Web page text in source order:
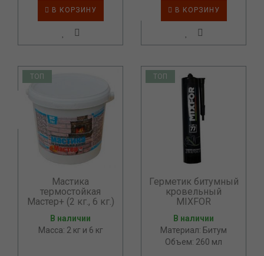
В КОРЗИНУ В КОРЗИНУ
ТОП
Мастика
термостойкая
Мастер+ (2 кг., 6 кг.)
В наличии
Масса: 2 кг и 6 кг
ТОП
Герметик битумный
кровельный
MIXFOR
В наличии
Материал: Битум
Объем: 260 мл